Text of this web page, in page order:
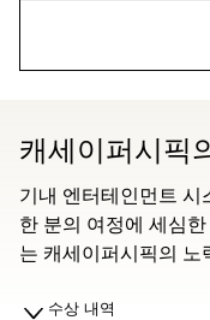
캐세이퍼시픽
기내 엔터테인먼트 시
한 분의 여정에 세심
는 캐세이퍼시픽의 노
수상 내역